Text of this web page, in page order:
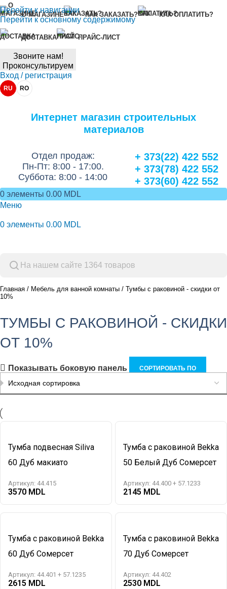
Перейти к навигации
Перейти к основному содержимому
О МАГАЗИНЕ КАК ЗАКАЗАТЬ? КАК ОПЛАТИТЬ?
ДОСТАВКА ПРАЙС-ЛИСТ
Звоните нам!
Проконсультируем
Вход / регистрация
RU RO
Интернет магазин строительных
материалов
Отдел продаж:
Пн-Пт: 8:00 - 17:00.
Суббота: 8:00 - 14:00
+ 373(22) 422 552
+ 373(78) 422 552
+ 373(60) 422 552
0 элементы 0.00 MDL
Меню
0 элементы 0.00 MDL
Главная Мебель для ванной комнаты
Тумбы с раковиной - скидки от
10%
ТУМБЫ С РАКОВИНОЙ - СКИДКИ
ОТ 10%
Показывать боковую панель СОРТИРОВАТЬ ПО
Тумба подвесная Siliva
60 Дуб макиато
Артикул: 44.415
3570
Тумба с раковиной Bekka
50 Белый Дуб Сомерсет
Артикул: 44.400 + 57.1233
2145
Тумба с раковиной Bekka
60 Дуб Сомерсет
Артикул: 44.401 + 57.1235
2615
Тумба с раковиной Bekka
70 Дуб Сомерсет
Артикул: 44.402
2530